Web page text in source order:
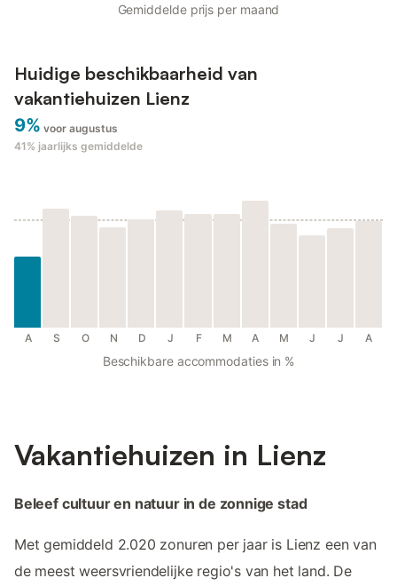
Gemiddelde prijs per maand
Huidige beschikbaarheid van
vakantiehuizen Lienz
9% voor augustus
41% jaarlijks gemiddelde
A S O N D J F M A M J J A
Beschikbare accommodaties in %
Vakantiehuizen in Lienz
Beleef cultuur en natuur in de zonnige stad
Met gemiddeld 2.020 zonuren per jaar is Lienz een van
de meest weersvriendelijke regio's van het land. De